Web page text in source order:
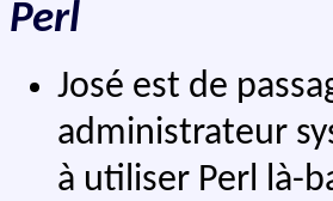
Perl
José est de
administrateur
à utiliser Perl là-